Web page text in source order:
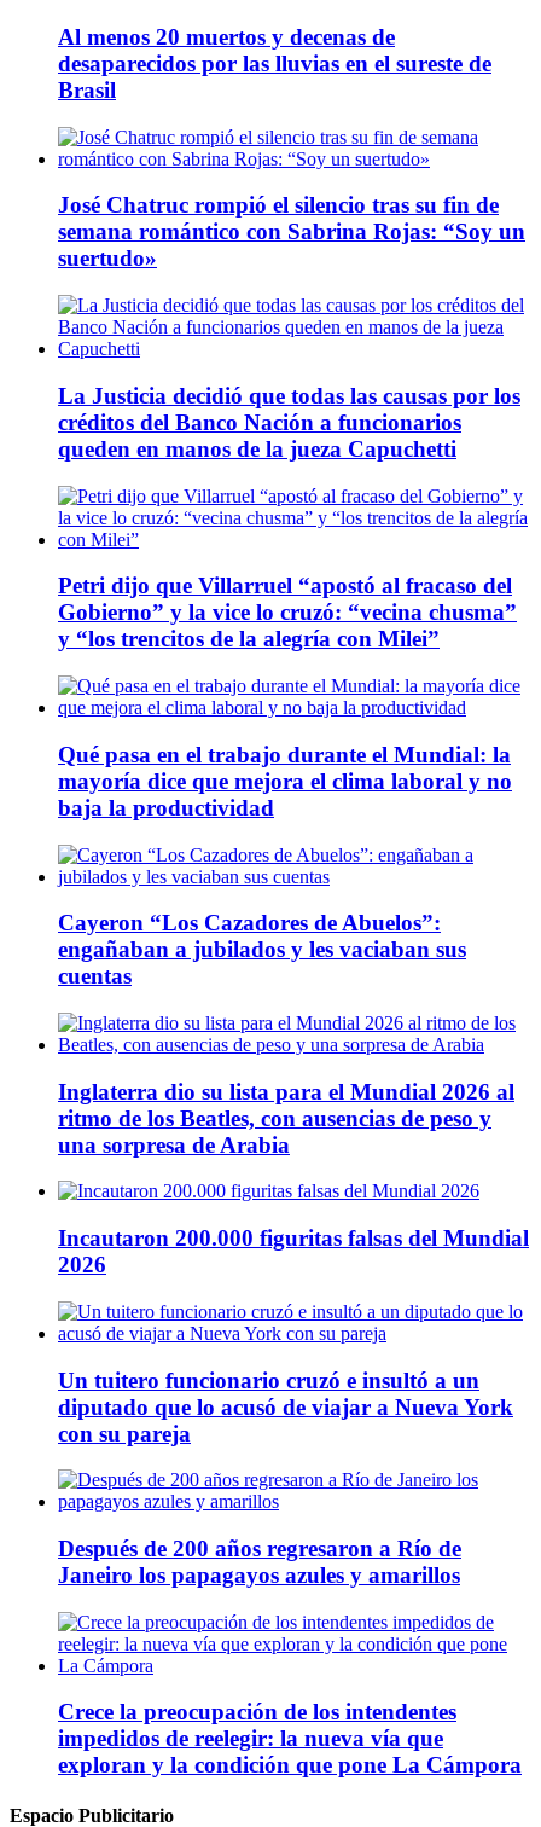
Al menos 20 muertos y decenas de
desaparecidos por las lluvias en el sureste de
Brasil
José Chatruc rompió el silencio tras su fin de
semana romántico con Sabrina Rojas: “Soy un
suertudo»
La Justicia decidió que todas las causas por los
créditos del Banco Nación a funcionarios
queden en manos de la jueza Capuchetti
Petri dijo que Villarruel “apostó al fracaso del
Gobierno” y la vice lo cruzó: “vecina chusma”
y “los trencitos de la alegría con Milei”
Qué pasa en el trabajo durante el Mundial: la
mayoría dice que mejora el clima laboral y no
baja la productividad
Cayeron “Los Cazadores de Abuelos”:
engañaban a jubilados y les vaciaban sus
cuentas
Inglaterra dio su lista para el Mundial 2026 al
ritmo de los Beatles, con ausencias de peso y
una sorpresa de Arabia
Incautaron 200.000 figuritas falsas del Mundial
2026
Un tuitero funcionario cruzó e insultó a un
diputado que lo acusó de viajar a Nueva York
con su pareja
Después de 200 años regresaron a Río de
Janeiro los papagayos azules y amarillos
Crece la preocupación de los intendentes
impedidos de reelegir: la nueva vía que
exploran y la condición que pone La Cámpora
Espacio Publicitario